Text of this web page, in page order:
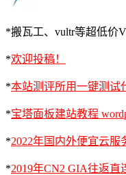
*搬瓦工、vultr等超低价
*欢迎投稿！
*本站测评所用一键测试
*宝塔面板建站教程
*2022年国内外便宜云服
*2019年CN2 GIA往返直